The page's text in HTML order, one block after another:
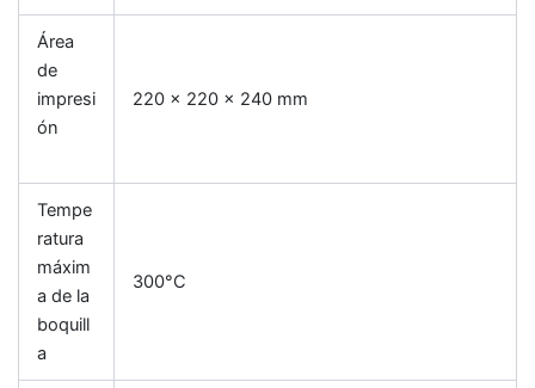
Área
de
impresi
ón
220 x 220 x 240 mm
Tempe
ratura
máxim
a de la
boquill
a
300°C